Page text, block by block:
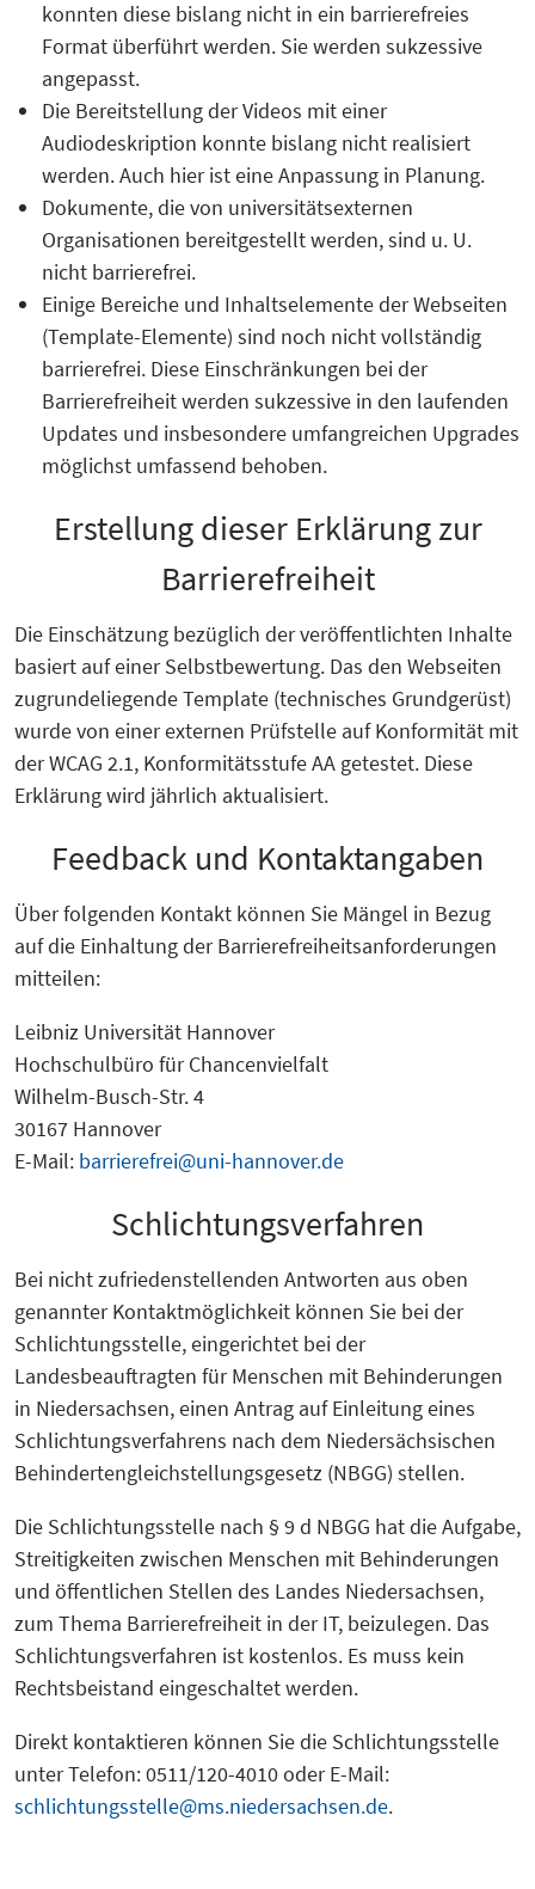
konnten diese bislang nicht in ein barrierefreies
Format überführt werden. Sie werden sukzessive
angepasst.
Die Bereitstellung der Videos mit einer
Audiodeskription konnte bislang nicht realisiert
werden. Auch hier ist eine Anpassung in Planung.
Dokumente, die von universitätsexternen
Organisationen bereitgestellt werden, sind u. U.
nicht barrierefrei.
Einige Bereiche und Inhaltselemente der Webseiten
(Template-Elemente) sind noch nicht vollständig
barrierefrei. Diese Einschränkungen bei der
Barrierefreiheit werden sukzessive in den laufenden
Updates und insbesondere umfangreichen Upgrades
möglichst umfassend behoben.
Erstellung dieser Erklärung zur
Barrierefreiheit
Die Einschätzung bezüglich der veröffentlichten Inhalte
basiert auf einer Selbstbewertung. Das den Webseiten
zugrundeliegende Template (technisches Grundgerüst)
wurde von einer externen Prüfstelle auf Konformität mit
der WCAG 2.1, Konformitätsstufe AA getestet. Diese
Erklärung wird jährlich aktualisiert.
Feedback und Kontaktangaben
Über folgenden Kontakt können Sie Mängel in Bezug
auf die Einhaltung der Barrierefreiheitsanforderungen
mitteilen:
Leibniz Universität Hannover
Hochschulbüro für Chancenvielfalt
Wilhelm-Busch-Str. 4
30167 Hannover
E-Mail: barrierefrei@uni-hannover.de
Schlichtungsverfahren
Bei nicht zufriedenstellenden Antworten aus oben
genannter Kontaktmöglichkeit können Sie bei der
Schlichtungsstelle, eingerichtet bei der
Landesbeauftragten für Menschen mit Behinderungen
in Niedersachsen, einen Antrag auf Einleitung eines
Schlichtungsverfahrens nach dem Niedersächsischen
Behindertengleichstellungsgesetz (NBGG) stellen.
Die Schlichtungsstelle nach § 9 d NBGG hat die Aufgabe,
Streitigkeiten zwischen Menschen mit Behinderungen
und öffentlichen Stellen des Landes Niedersachsen,
zum Thema Barrierefreiheit in der IT, beizulegen. Das
Schlichtungsverfahren ist kostenlos. Es muss kein
Rechtsbeistand eingeschaltet werden.
Direkt kontaktieren können Sie die Schlichtungsstelle
unter Telefon: 0511/120-4010 oder E-Mail:
schlichtungsstelle@ms.niedersachsen.de.